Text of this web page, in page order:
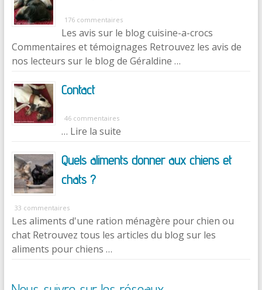
176 commentaires
Les avis sur le blog cuisine-a-crocs
Commentaires et témoignages Retrouvez les avis de
nos lecteurs sur le blog de Géraldine …
Contact
46 commentaires
… Lire la suite
Quels aliments donner aux chiens et
chats ?
33 commentaires
Les aliments d'une ration ménagère pour chien ou
chat Retrouvez tous les articles du blog sur les
aliments pour chiens …